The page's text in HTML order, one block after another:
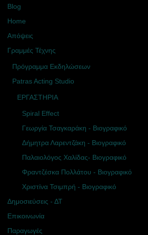
Blog
Home
Απόψεις
Γραμμές Τέχνης
Πρόγραμμα Εκδηλώσεων
Patras Acting Studio
ΕΡΓΑΣΤΗΡΙΑ
Spiral Effect
Γεωργία Τσαγκαράκη - Βιογραφικό
Δήμητρα Λαρεντζάκη - Βιογραφικό
Παλαιολόγος Χαλίδας- Βιογραφικό
Φραντζέσκα Πολλάτου - Βιογραφικό
Χριστίνα Τσιμπρή - Βιογραφικό
Δημοσιεύσεις - ΔΤ
Επικοινωνία
Παραγωγές